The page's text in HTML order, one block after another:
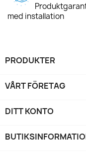
med installation
PRODUKTER
VÅRT FÖRETAG
DITT KONTO